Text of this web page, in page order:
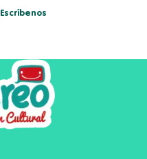
Escríbenos